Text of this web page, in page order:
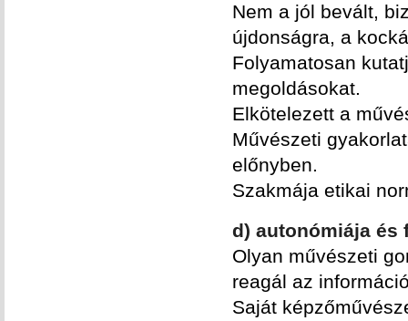
Nem a jól bevált,
újdonságra, a
Folyamatosan
megoldásokat.
Elkötelezett a
Művészeti
előnyben.
Szakmája etikai
d) autonómiája és
Olyan művészeti
reagál az
Saját